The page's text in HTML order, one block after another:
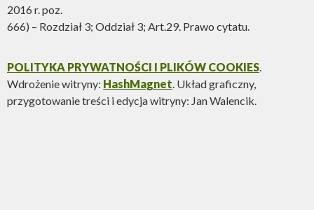
2016 r. poz.
666) – Rozdział 3; Oddział 3; Art.29. Prawo cytatu.
POLITYKA PRYWATNOŚCI I PLIKÓW COOKIES.
Wdrożenie witryny: HashMagnet. Układ graficzny,
przygotowanie treści i edycja witryny: Jan Walencik.